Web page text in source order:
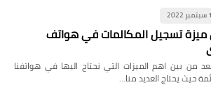
ميزة تسجيل المكالمات في هواتف
من بين اهم الميزات التي نحتاج اليها في هواتفنا
حيث يحتاج العديد منا…